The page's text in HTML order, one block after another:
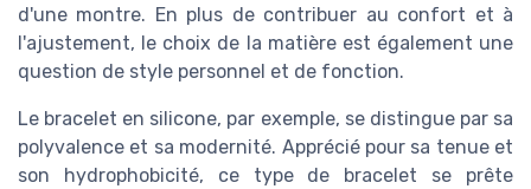
d'une montre. En plus de contribuer au confort et à
l'ajustement, le choix de la matière est également une
question de style personnel et de fonction.
Le bracelet en silicone, par exemple, se distingue par sa
polyvalence et sa modernité. Apprécié pour sa tenue et
son hydrophobicité, ce type de bracelet se prête